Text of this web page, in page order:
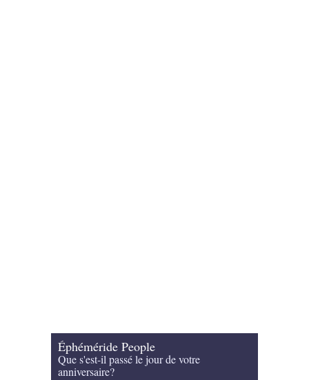
Éphéméride People
Que s'est-il passé le jour de votre
anniversaire?